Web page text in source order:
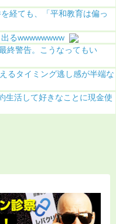
経ても、「平和教育は偏っ
るwwwwwwww
終警告。こうなってもい
るタイミング逃し感が半端な
生活して好きなことに現金使